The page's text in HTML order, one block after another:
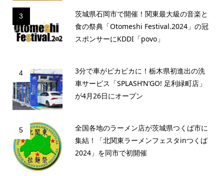
3
茨城県石岡市で開催！関東最大級の音楽と
食の祭典「Otomeshi Festival.2024」の冠
スポンサーにKDDI「povo」
4
3分で車がピカピカに！栃木県初進出の洗
車サービス「SPLASH’N’GO! 足利緑町店」
が4月26日にオープン
5
全国各地のラーメン店が茨城県つくば市に
集結！「北関東ラーメンフェスタinつくば
2024」を同市で初開催